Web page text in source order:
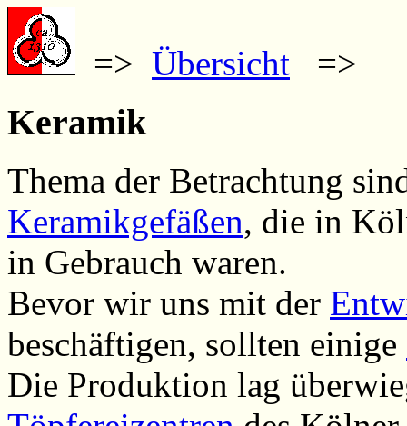
=> Übersicht =>
Keramik
Thema der Betrachtung
Keramikgefäßen, die in
in Gebrauch waren.
Bevor wir uns mit der
beschäftigen, sollten einige
Die Produktion lag